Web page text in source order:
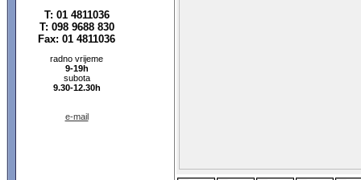
T: 01 4811036
T: 098 9688 830
Fax: 01 4811036
radno vrijeme
9-19h
subota
9.30-12.30h
e-mail